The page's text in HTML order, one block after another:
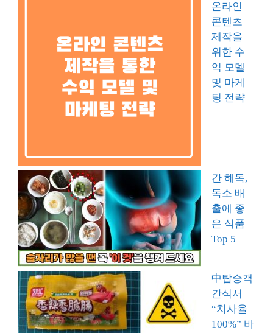
온라인
콘텐츠
제작을
위한 수
익 모델
및 마케
팅 전략
간 해독,
독소 배
출에 좋
은 식품
Top 5
中탑승객
간식서
“치사율
100%” 바